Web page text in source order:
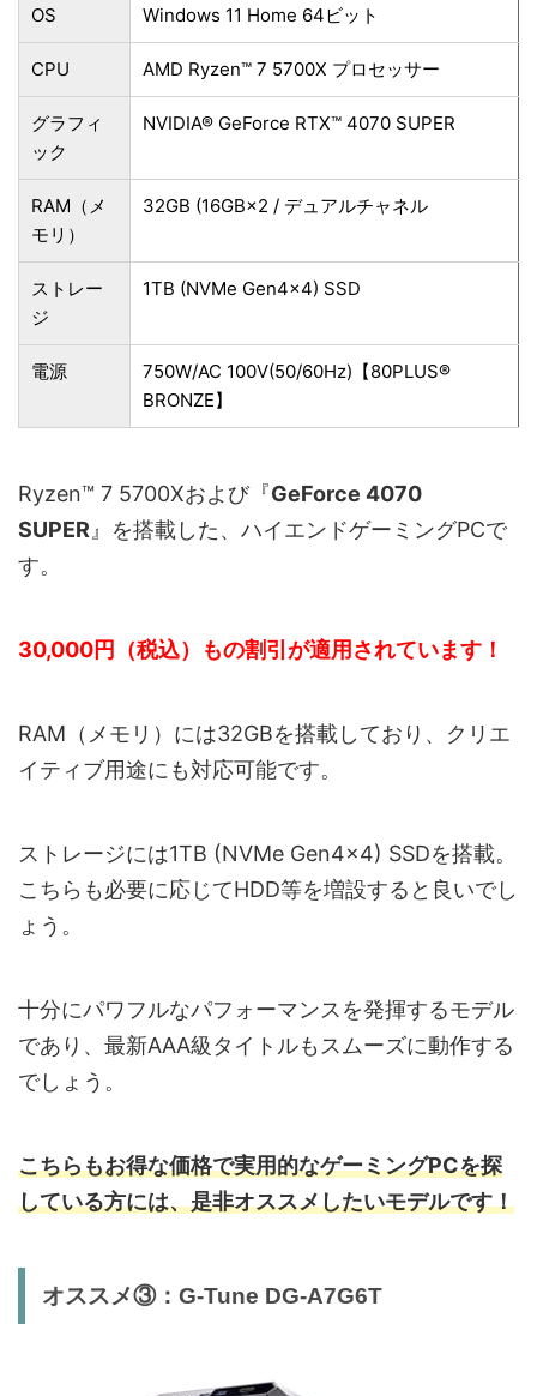
OS Windows 11 Home 64ビット
CPU AMD Ryzen™ 7 5700X プロセッサー
グラフィ
ック
NVIDIA® GeForce RTX™ 4070 SUPER
RAM（メ
モリ）
32GB (16GB×2 / デュアルチャネル
ストレー
ジ
1TB (NVMe Gen4×4) SSD
電源
750W/AC 100V(50/60Hz)【80PLUS®
BRONZE】
Ryzen™ 7 5700Xおよび『GeForce 4070
SUPER 』を搭載した、ハイエンドゲーミングPCで
す。
30,000円（税込）もの割引が適用されています！
RAM（メモリ）には32GBを搭載しており、クリエ
イティブ用途にも対応可能です。
ストレージには1TB (NVMe Gen4×4) SSDを搭載。
こちらも必要に応じてHDD等を増設すると良いでし
ょう。
十分にパワフルなパフォーマンスを発揮するモデル
であり、最新AAA級タイトルもスムーズに動作する
でしょう。
こちらもお得な価格で実用的なゲーミングPCを探
している方には、是非オススメしたいモデルです！
オススメ③：G-Tune DG-A7G6T